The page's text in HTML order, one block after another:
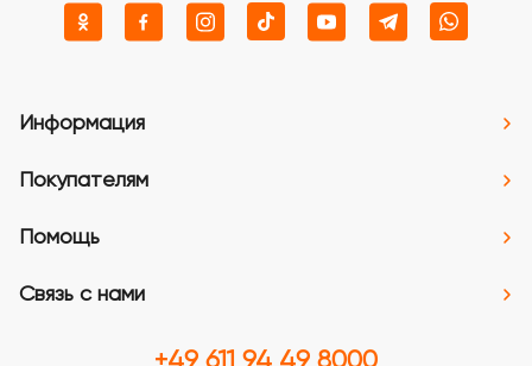
Информация
Покупателям
Помощь
Связь с нами